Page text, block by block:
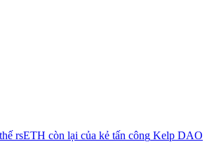
thế rsETH còn lại của kẻ tấn công Kelp DAO